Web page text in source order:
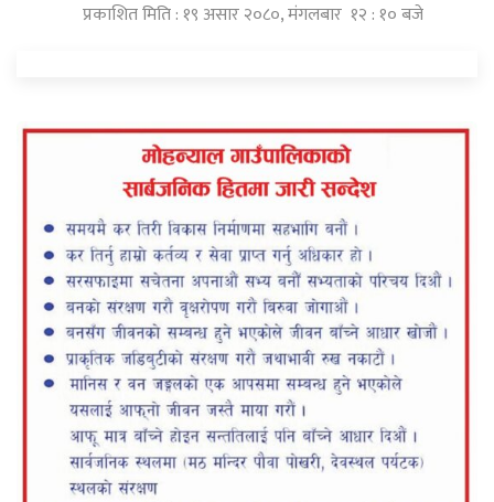
प्रकाशित मिति : १९ असार २०८०, मंगलबार १२ : १० बजे